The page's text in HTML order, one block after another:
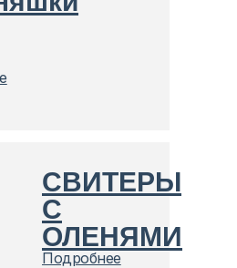
СВИТЕРЫ
С
ОЛЕНЯМИ
Подробнее